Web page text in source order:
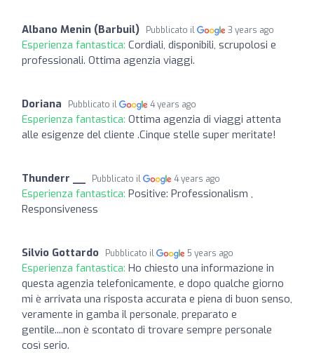
Albano Menin (Barbuil) Pubblicato il 3 years ago
Esperienza fantastica: Cordiali, disponibili, scrupolosi e
professionali. Ottima agenzia viaggi.
Doriana Pubblicato il 4 years ago
Esperienza fantastica: Ottima agenzia di viaggi attenta
alle esigenze del cliente .Cinque stelle super meritate!
Thunderr __ Pubblicato il 4 years ago
Esperienza fantastica: Positive: Professionalism ,
Responsiveness
Silvio Gottardo Pubblicato il 5 years ago
Esperienza fantastica: Ho chiesto una informazione in
questa agenzia telefonicamente, e dopo qualche giorno
mi è arrivata una risposta accurata e piena di buon senso,
veramente in gamba il personale, preparato e
gentile....non è scontato di trovare sempre personale
così serio.